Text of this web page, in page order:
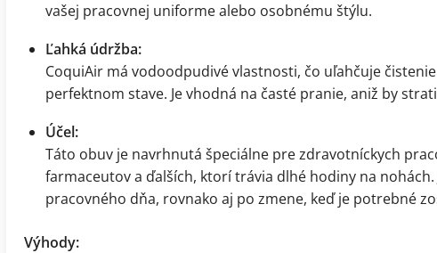
vašej pracovnej uniforme alebo osobnému štýlu.
Ľahká údržba:
CoquiAir má vodoodpudivé vlastnosti, čo uľahčuje
perfektnom stave. Je vhodná na časté pranie, aniž by
Účel:
Táto obuv je navrhnutá špeciálne pre zdravotníckych
farmaceutov a ďalších, ktorí trávia dlhé hodiny na nohách.
pracovného dňa, rovnako aj po zmene, keď je potrebné
Výhody: